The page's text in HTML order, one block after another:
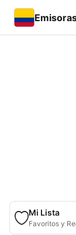
Mi Lista
Favoritos y